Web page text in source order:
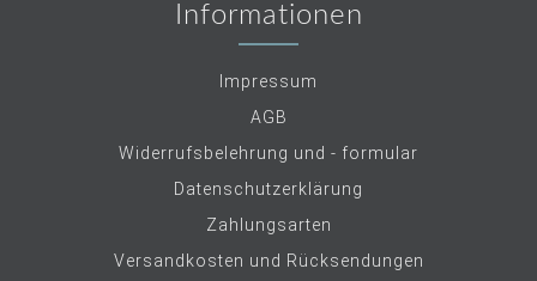
Informationen
Impressum
AGB
Widerrufsbelehrung und - formular
Datenschutzerklärung
Zahlungsarten
Versandkosten und Rücksendungen